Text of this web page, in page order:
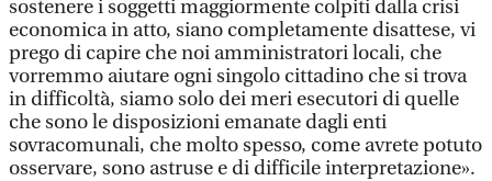
sostenere i soggetti maggiormente colpiti dalla crisi
economica in atto, siano completamente disattese, vi
prego di capire che noi amministratori locali, che
vorremmo aiutare ogni singolo cittadino che si trova
in difficoltà, siamo solo dei meri esecutori di quelle
che sono le disposizioni emanate dagli enti
sovracomunali, che molto spesso, come avrete potuto
osservare, sono astruse e di difficile interpretazione».